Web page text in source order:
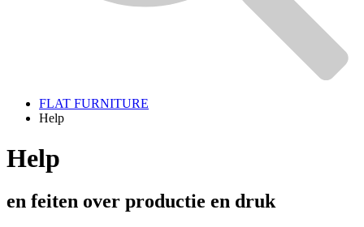
FLAT FURNITURE
Help
Help
en feiten over productie en druk